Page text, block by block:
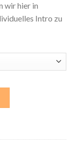
wir hier in
Intro zu